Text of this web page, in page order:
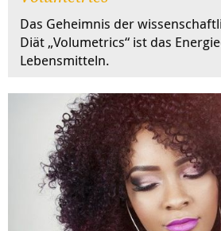
Das Geheimnis der
Diät „Volumetrics“ ist das
Lebensmitteln.